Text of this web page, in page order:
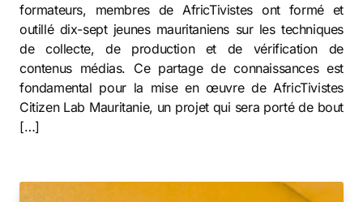
formateurs, membres de AfricTivistes ont formé et
outillé dix-sept jeunes mauritaniens sur les techniques
de collecte, de production et de vérification de
contenus médias. Ce partage de connaissances est
fondamental pour la mise en œuvre de AfricTivistes
Citizen Lab Mauritanie, un projet qui sera porté de bout
[…]